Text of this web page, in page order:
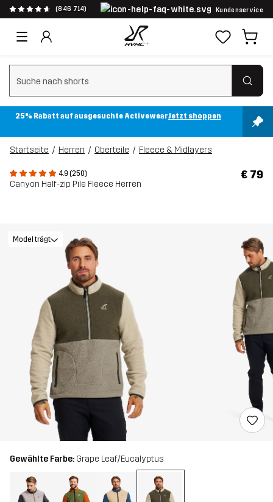
(846 714) Kundenservice
Suchfilter löschen
25% Rabatt auf ausgesuchte ActivewearJetzt shoppen
Startseite Herren Oberteile Fleece & Midlayers
4.9 (250)
Canyon Half-zip Pile Fleece Herren
€ 79
Model trägt
Gewählte Farbe: Grape Leaf/Eucalyptus